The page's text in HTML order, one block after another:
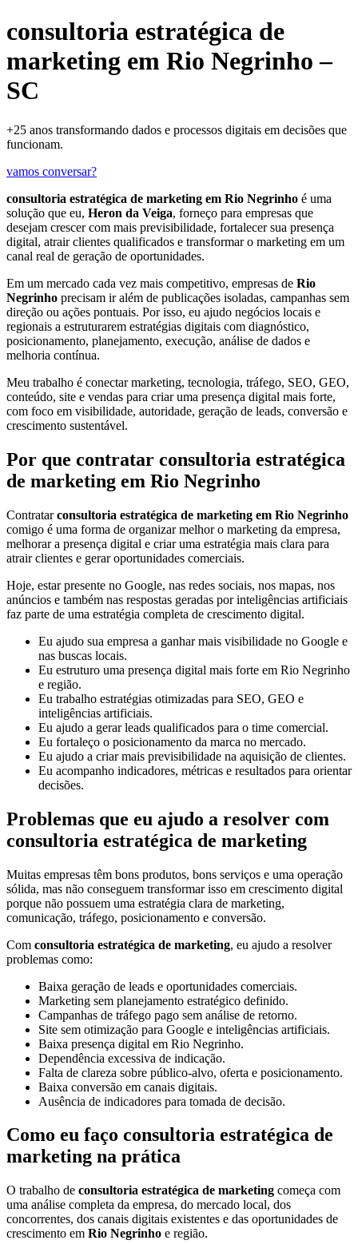
consultoria estratégica de
marketing em Rio Negrinho –
SC
+25 anos transformando dados e processos digitais em decisões que
funcionam.
vamos conversar?
consultoria estratégica de marketing em Rio Negrinho é uma
solução que eu, Heron da Veiga, forneço para empresas que
desejam crescer com mais previsibilidade, fortalecer sua presença
digital, atrair clientes qualificados e transformar o marketing em um
canal real de geração de oportunidades.
Em um mercado cada vez mais competitivo, empresas de Rio
Negrinho precisam ir além de publicações isoladas, campanhas sem
direção ou ações pontuais. Por isso, eu ajudo negócios locais e
regionais a estruturarem estratégias digitais com diagnóstico,
posicionamento, planejamento, execução, análise de dados e
melhoria contínua.
Meu trabalho é conectar marketing, tecnologia, tráfego, SEO, GEO,
conteúdo, site e vendas para criar uma presença digital mais forte,
com foco em visibilidade, autoridade, geração de leads, conversão e
crescimento sustentável.
Por que contratar consultoria estratégica
de marketing em Rio Negrinho
Contratarconsultoria estratégica de marketing em Rio Negrinho
comigo é uma forma de organizar melhor o marketing da empresa,
melhorar a presença digital e criar uma estratégia mais clara para
atrair clientes e gerar oportunidades comerciais.
Hoje, estar presente no Google, nas redes sociais, nos mapas, nos
anúncios e também nas respostas geradas por inteligências artificiais
faz parte de uma estratégia completa de crescimento digital.
Eu ajudo sua empresa a ganhar mais visibilidade no Google e
nas buscas locais.
Eu estruturo uma presença digital mais forte em Rio Negrinho
e região.
Eu trabalho estratégias otimizadas para SEO, GEO e
inteligências artificiais.
Eu ajudo a gerar leads qualificados para o time comercial.
Eu fortaleço o posicionamento da marca no mercado.
Eu ajudo a criar mais previsibilidade na aquisição de clientes.
Eu acompanho indicadores, métricas e resultados para orientar
decisões.
Problemas que eu ajudo a resolver com
consultoria estratégica de marketing
Muitas empresas têm bons produtos, bons serviços e uma operação
sólida, mas não conseguem transformar isso em crescimento digital
porque não possuem uma estratégia clara de marketing,
comunicação, tráfego, posicionamento e conversão.
Com consultoria estratégica de marketing, eu ajudo a resolver
problemas como:
Baixa geração de leads e oportunidades comerciais.
Marketing sem planejamento estratégico definido.
Campanhas de tráfego pago sem análise de retorno.
Site sem otimização para Google e inteligências artificiais.
Baixa presença digital em Rio Negrinho.
Dependência excessiva de indicação.
Falta de clareza sobre público-alvo, oferta e posicionamento.
Baixa conversão em canais digitais.
Ausência de indicadores para tomada de decisão.
Como eu faço consultoria estratégica de
marketing na prática
O trabalho de consultoria estratégica de marketing começa com
uma análise completa da empresa, do mercado local, dos
concorrentes, dos canais digitais existentes e das oportunidades de
crescimento em Rio Negrinho e região.